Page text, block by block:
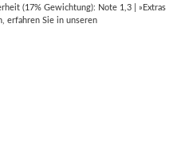
(17% Gewichtung): Note 1,3 | »Extras
erfahren Sie in unseren